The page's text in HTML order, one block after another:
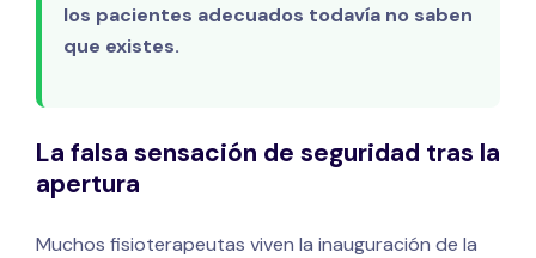
los pacientes adecuados todavía no saben
que existes.
La falsa sensación de seguridad tras la
apertura
Muchos fisioterapeutas viven la inauguración de la